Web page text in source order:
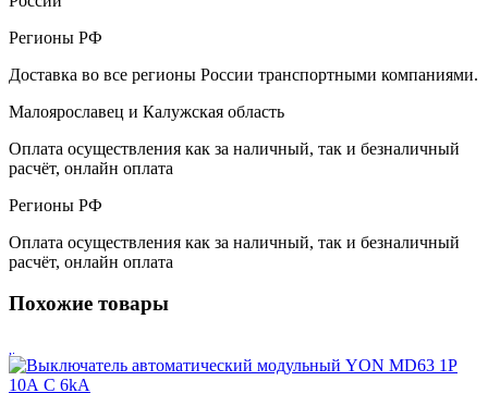
Регионы РФ
Доставка во все регионы России транспортными компаниями.
Малоярославец и Калужская область
Оплата осуществления как за наличный, так и безналичный
расчёт, онлайн оплата
Регионы РФ
Оплата осуществления как за наличный, так и безналичный
расчёт, онлайн оплата
Похожие товары